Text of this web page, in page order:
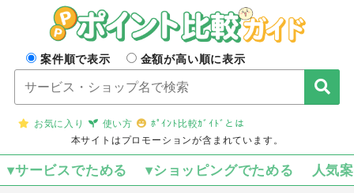
案件順で表示 金額が高い順に表示
お気に入り 使い方
ﾎﾟｲﾝﾄ比較ｶﾞｲﾄﾞとは
本サイトはプロモーションが含まれています。
▾サービスでためる ▾ショッピングでためる 人気